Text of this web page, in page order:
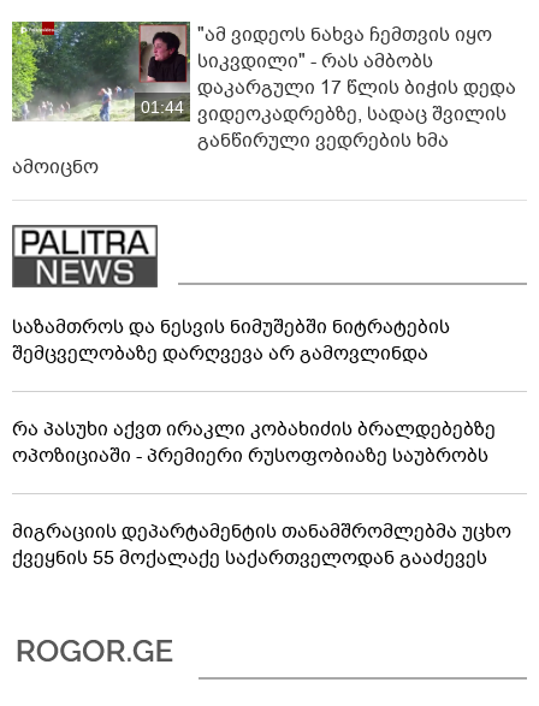
01:44
"ამ ვიდეოს ნახვა ჩემთვის იყო
სიკვდილი" - რას ამბობს
დაკარგული 17 წლის ბიჭის დედა
ვიდეოკადრებზე, სადაც შვილის
განწირული ვედრების ხმა
ამოიცნო
საზამთროს და ნესვის ნიმუშებში ნიტრატების
შემცველობაზე დარღვევა არ გამოვლინდა
რა პასუხი აქვთ ირაკლი კობახიძის ბრალდებებზე
ოპოზიციაში - პრემიერი რუსოფობიაზე საუბრობს
მიგრაციის დეპარტამენტის თანამშრომლებმა უცხო
ქვეყნის 55 მოქალაქე საქართველოდან გააძევეს